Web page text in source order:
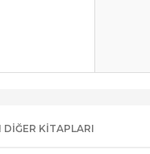
DIĞER KITAPLARI